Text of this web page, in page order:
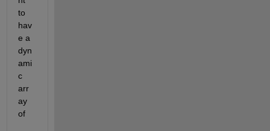
to
hav
e a
dyn
ami
c
arr
ay
of